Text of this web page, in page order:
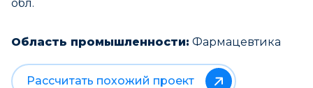
обл.
Область промышленности: Фармацевтика
Рассчитать похожий проект